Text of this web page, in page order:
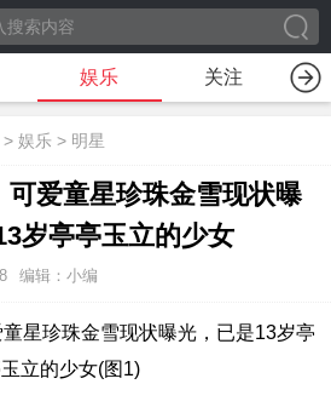
娱乐 关注
> 娱乐 > 明星
可爱童星珍珠金雪现状曝
岁亭亭玉立的少女
编辑：小编